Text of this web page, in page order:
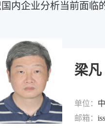
内企业分析当前面临
梁凡
单位：
邮箱：